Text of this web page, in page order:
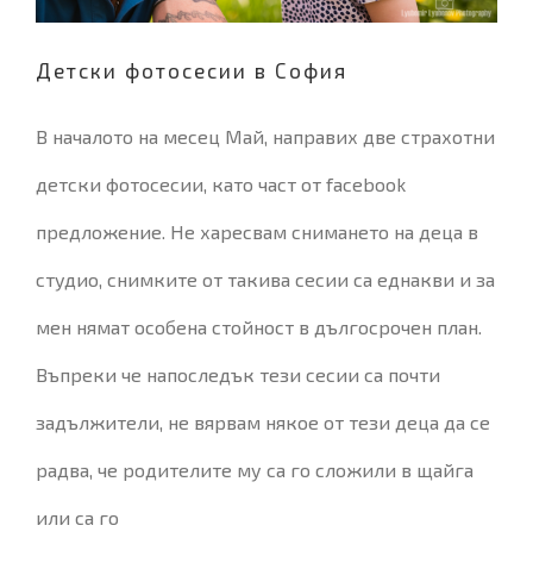
Детски фотосесии в София
В началото на месец Май, направих две страхотни
детски фотосесии, като част от facebook
предложение. Не харесвам снимането на деца в
студио, снимките от такива сесии са еднакви и за
мен нямат особена стойност в дългосрочен план.
Въпреки че напоследък тези сесии са почти
задължители, не вярвам някое от тези деца да се
радва, че родителите му са го сложили в щайга
или са го